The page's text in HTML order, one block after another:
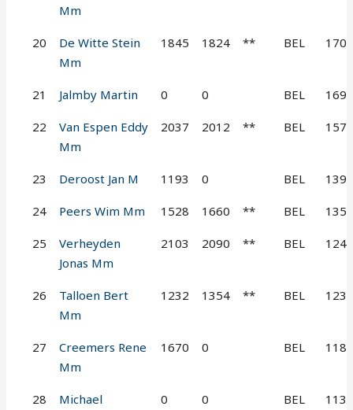
Mm
20
De Witte Stein
Mm
1845 1824 ** BEL 170
21 Jalmby Martin 0 0 BEL 169
22
Van Espen Eddy
Mm
2037 2012 ** BEL 157
23 Deroost Jan M 1193 0 BEL 139
24 Peers Wim Mm 1528 1660 ** BEL 135
25
Verheyden
Jonas Mm
2103 2090 ** BEL 124
26
Talloen Bert
Mm
1232 1354 ** BEL 123
27
Creemers Rene
Mm
1670 0 BEL 118
28
Michael
0 0 BEL 113